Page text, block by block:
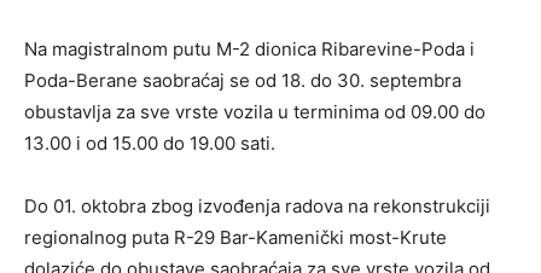
Na magistralnom putu M-2 dionica Ribarevine-Poda i
Poda-Berane saobraćaj se od 18. do 30. septembra
obustavlja za sve vrste vozila u terminima od 09.00 do
13.00 i od 15.00 do 19.00 sati.
Do 01. oktobra zbog izvođenja radova na rekonstrukciji
regionalnog puta R-29 Bar-Kamenički most-Krute